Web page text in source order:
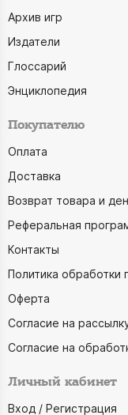
Архив игр
Издатели
Глоссарий
Энциклопедия
Покупателю
Оплата
Доставка
Возврат товара и
Реферальная
Контакты
Политика обработки
Оферта
Согласие на
Согласие на
Личный кабинет
Вход / Регистрация